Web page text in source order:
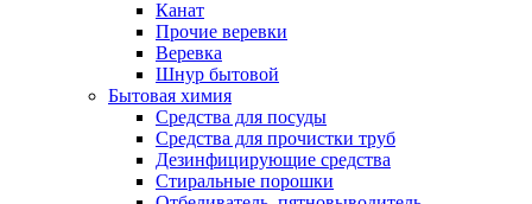
Канат
Прочие веревки
Веревка
Шнур бытовой
Бытовая химия
Средства для посуды
Средства для прочистки труб
Дезинфицирующие средства
Стиральные порошки